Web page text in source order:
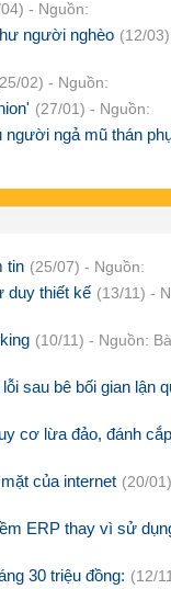
- Nguồn:
người nghèo (12/
02) - Nguồn:
(27/01) - Nguồn:
người ngả mũ thán
tin (25/07) - Nguồn:
duy thiết kế (13/11) -
(10/11) - Nguồn:
sau bê bối gian lận
cơ lừa đảo, đánh
của internet (20/
ERP thay vì sử
30 triệu đồng: (12/